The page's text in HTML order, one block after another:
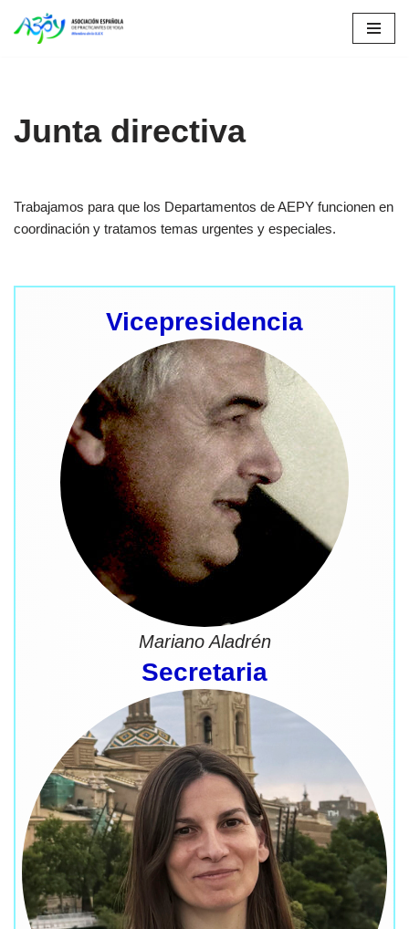
Saltar
Junta directiva
Trabajamos para que los Departamentos de AEPY funcionen en
coordinación y tratamos temas urgentes y especiales.
Vicepresidencia
Mariano Aladrén
Secretaria